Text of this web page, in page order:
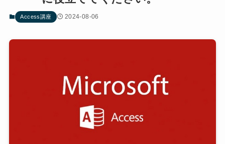
Access講座 2024-08-06